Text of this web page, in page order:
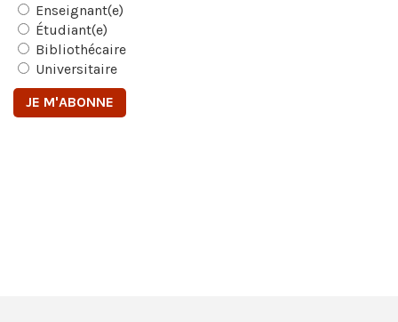
Enseignant(e)
Étudiant(e)
Bibliothécaire
Universitaire